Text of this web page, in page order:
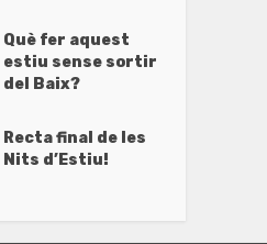
Què fer aquest
estiu sense sortir
del Baix?
Recta final de les
Nits d’Estiu!